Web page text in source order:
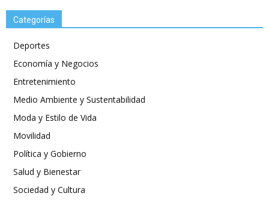
Categorías
Deportes
Economía y Negocios
Entretenimiento
Medio Ambiente y Sustentabilidad
Moda y Estilo de Vida
Movilidad
Política y Gobierno
Salud y Bienestar
Sociedad y Cultura